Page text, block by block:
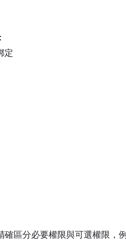
定
區分必要權限與可選權限，